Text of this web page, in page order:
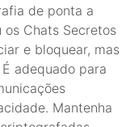
de ponta a
Chats Secretos
e bloquear, mas
adequado para
Mantenha